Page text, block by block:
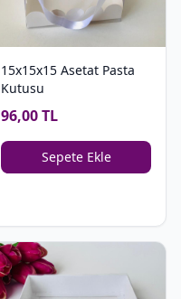
15x15x15 Asetat Pasta
Kutusu
96,00 TL
Sepete Ekle